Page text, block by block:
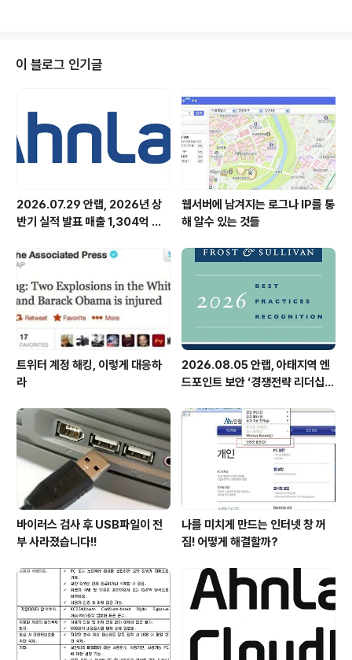
서울창업허브 입주 스타트업을 대상으로 ‘스타트업의 성공
적인 비즈니스를 위한 클라우드 세미나(이하 스타트업 클
강연 ‘안랩 온라인 세미나’(보충자료 참고)의 일환으로 진
행된 이번 세미나에서 안랩은 ▲스타트업을 클라우드로 시
작해야 하는 이유 ▲보안을 ..
이 블로그 인기글
2026.07.29 안랩, 2026년 상
반기 실적 발표 매출 1,304억 원,
웹서버에 남겨지는 로그나 IP를 통
해 알수 있는 것들
트위터 계정 해킹, 이렇게 대응하
라
2026.08.05 안랩, 아태지역 엔
드포인트 보안 ‘경쟁전략 리더십’
바이러스 검사 후 USB파일이 전
부 사라졌습니다!!
나를 미치게 만드는 인터넷 창 꺼
짐! 어떻게 해결할까?